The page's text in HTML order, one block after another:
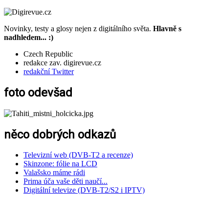
Novinky, testy a glosy nejen z digitálního světa. Hlavně s
nadhledem... :)
Czech Republic
redakce zav. digirevue.cz
redakční Twitter
foto odevšad
něco dobrých odkazů
Televizní web (DVB-T2 a recenze)
Skinzone: fólie na LCD
Valašsko máme rádi
Prima úča vaše děti naučí...
Digitální televize (DVB-T2/S2 i IPTV)